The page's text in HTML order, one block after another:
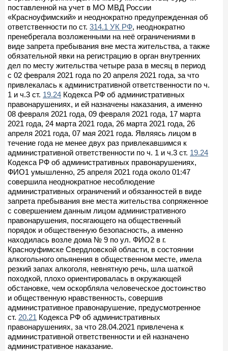
поставленной на учет в МО МВД России
«Красноуфимский» и неоднократно предупрежденная об
ответственности по ст. 314.1 УК РФ, неоднократно
пренебрегала возложенными на неё ограничениями в
виде запрета пребывания вне места жительства, а также
обязательной явки на регистрацию в орган внутренних
дел по месту жительства четыре раза в месяц в период
с 02 февраля 2021 года по 20 апреля 2021 года, за что
привлекалась к административной ответственности по ч.
1 и ч.3 ст. 19.24 Кодекса РФ об административных
правонарушениях, и ей назначены наказания, а именно
08 февраля 2021 года, 09 февраля 2021 года, 17 марта
2021 года, 24 марта 2021 года, 26 марта 2021 года, 26
апреля 2021 года, 07 мая 2021 года. Являясь лицом в
течение года не менее двух раз привлекавшимся к
административной ответственности по ч. 1 и ч.3 ст. 19.24
Кодекса РФ об административных правонарушениях,
ФИО1 умышленно, 25 апреля 2021 года около 01:47
совершила неоднократное несоблюдение
административных ограничений и обязанностей в виде
запрета пребывания вне места жительства сопряженное
с совершением данным лицом административного
правонарушения, посягающего на общественный
порядок и общественную безопасность, а именно
находилась возле дома № 9 по ул. ФИО2 в г.
Красноуфимске Свердловской области, в состоянии
алкогольного опьянения в общественном месте, имела
резкий запах алкоголя, невнятную речь, шла шаткой
походкой, плохо ориентировалась в окружающей
обстановке, чем оскорбляла человеческое достоинство
и общественную нравственность, совершив
административное правонарушение, предусмотренное
ст. 20.21 Кодекса РФ об административных
правонарушениях, за что 28.04.2021 привлечена к
административной ответственности и ей назначено
административное наказание.